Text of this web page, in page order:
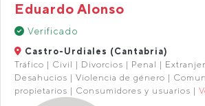
Eduardo Alonso
Verificado
Castro-Urdiales (Cantabria)
Tráfico | Civil | Divorcios | Penal |
Desahucios | Violencia de género |
propietarios | Consumidores y usuarios |